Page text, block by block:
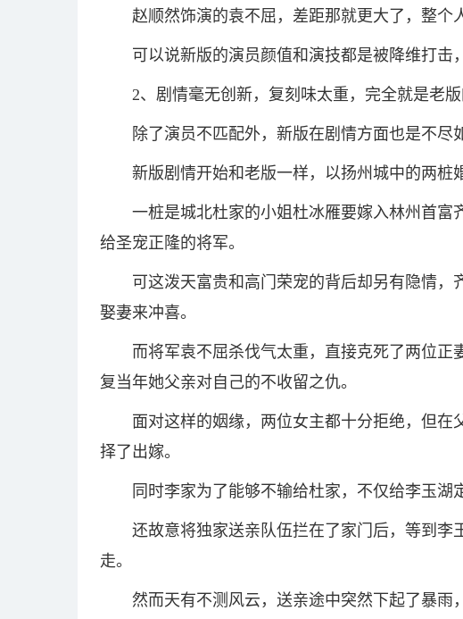
赵顺然饰演的袁不屈，差距那就更大了，整个
可以说新版的演员颜值和演技都是被降维打击
2、剧情毫无创新，复刻味太重，完全就是老版
除了演员不匹配外，新版在剧情方面也是不尽
新版剧情开始和老版一样，以扬州城中的两桩
一桩是城北杜家的小姐杜冰雁要嫁入林州首
给圣宠正隆的将军。
可这泼天富贵和高门荣宠的背后却另有隐情
娶妻来冲喜。
而将军袁不屈杀伐气太重，直接克死了两位
复当年她父亲对自己的不收留之仇。
面对这样的姻缘，两位女主都十分拒绝，但
择了出嫁。
同时李家为了能够不输给杜家，不仅给李玉湖
还故意将独家送亲队伍拦在了家门后，等到李
走。
然而天有不测风云，送亲途中突然下起了暴